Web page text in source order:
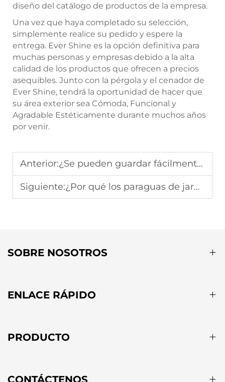
diseño del catálogo de productos de la empresa.
Una vez que haya completado su selección,
simplemente realice su pedido y espere la
entrega. Ever Shine es la opción definitiva para
muchas personas y empresas debido a la alta
calidad de los productos que ofrecen a precios
asequibles. Junto con la pérgola y el cenador de
Ever Shine, tendrá la oportunidad de hacer que
su área exterior sea Cómoda, Funcional y
Agradable Estéticamente durante muchos años
por venir.
Anterior:¿Se pueden guardar fácilmente los parasoles durante los meses de invierno para evitar daños?
Siguiente:¿Por qué los paraguas de jardín de aluminio son más duraderos que los de plástico?
SOBRE NOSOTROS
ENLACE RÁPIDO
PRODUCTO